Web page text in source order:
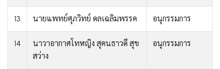
13 นายแพทย์ศุภวิทย์ ดลเฉลิมพรรค อนุกรรมการ
14
นาวาอากาศโทหญิง สุคนธาวดี สุข
สว่าง
อนุกรรมการ